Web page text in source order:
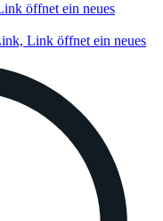
öffnet ein neues
Link öffnet ein neues